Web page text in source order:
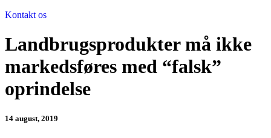
Kontakt os
Landbrugsprodukter må ikke
markedsføres med “falsk”
oprindelse
14 august, 2019